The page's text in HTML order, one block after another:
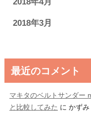
2018年3月
最近のコメント
マキタのベルトサンダー
と比較してみた に かずみ